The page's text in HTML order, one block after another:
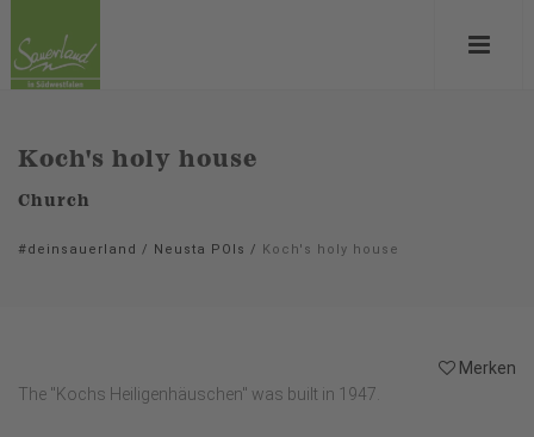
Koch's holy house
Church
#deinsauerland / Neusta POIs / Koch's holy house
Merken
The "Kochs Heiligenhäuschen" was built in 1947.